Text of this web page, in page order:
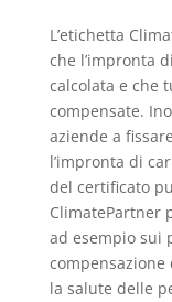
L’etichetta
che l’impronta
calcolata e che
compensate.
aziende a
l’impronta di
del certificato
ClimatePartner
ad esempio sui
la salute delle